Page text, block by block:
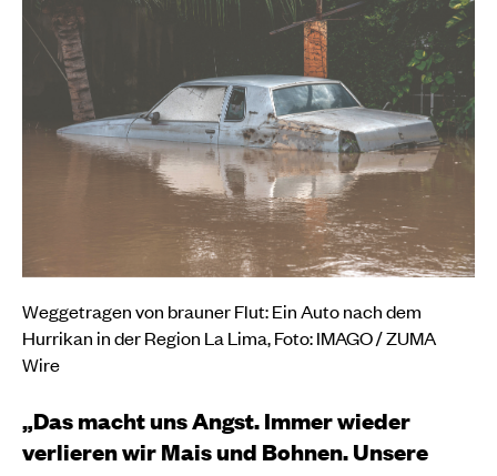
Weggetragen von brauner Flut: Ein Auto nach dem
Hurrikan in der Region La Lima, Foto: IMAGO / ZUMA
Wire
„Das macht uns Angst. Immer wieder
verlieren wir Mais und Bohnen. Unsere